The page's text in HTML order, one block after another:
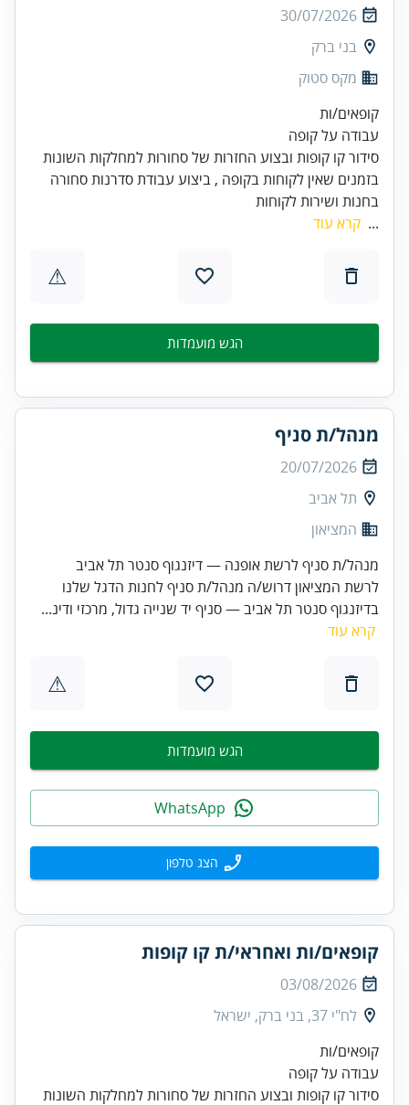
30/07/2026
בני ברק
מקס סטוק
בזמנים שאין לקוחות בקופה , ביצוע עבודת סדרנות סחורה
בחנות ושירות לקוחות
... קרא עוד
⚠
הגש מועמדות
מנהל/ת סניף
20/07/2026
תל אביב
המציאון
מנהל/ת סניף לרשת אופנה — דיזנגוף סנטר תל אביב
לרשת המציאון דרוש/ה מנהל/ת סניף לחנות הדגל שלנו
בדיזנגוף סנטר תל אביב — סניף יד שנייה גדול, מרכזי ודינ...
קרא עוד
⚠
הגש מועמדות
הצג טלפון
קופאים/ות ואחראי/ת קו קופות
03/08/2026
לח"י 37, בני ברק, ישראל